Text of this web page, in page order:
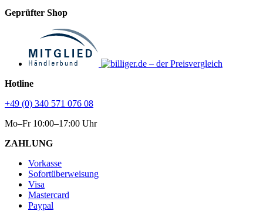
Geprüfter Shop
Hotline
+49 (0) 340 571 076 08
Mo–Fr 10:00–17:00 Uhr
ZAHLUNG
Vorkasse
Sofortüberweisung
Visa
Mastercard
Paypal